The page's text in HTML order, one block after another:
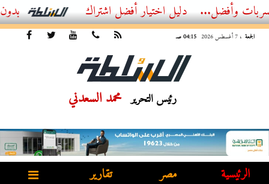
أفضل اشتراك IPTV بدون تقطيع 2026 – دليل المشاهد العصري
الجمعة ، 7 أغسطس 2026 04:15 صـ
رئيس التحرير محمد السعدني
الرئيسية مصر تقارير